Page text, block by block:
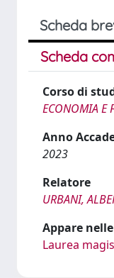
Scheda
Scheda
Corso di
ECONOMIA E
Anno
2023
Relatore
URBANI,
Appare
Laurea